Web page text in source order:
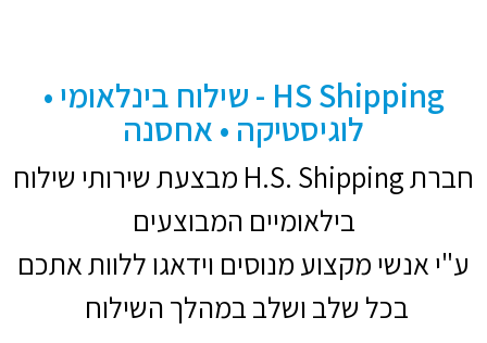
HS Shipping - שילוח בינלאומי •
לוגיסטיקה • אחסנה
חברת H.S. Shipping מבצעת שירותי שילוח
בילאומיים המבוצעים
ע"י אנשי מקצוע מנוסים וידאגו ללוות אתכם
בכל שלב ושלב במהלך השילוח